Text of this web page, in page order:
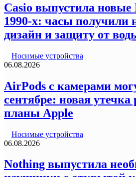
Casio выпустила новые
1990-х: часы
дизайн и защиту от
Носимые устройства
06.08.2026
AirPods с камерами
сентябре: новая
планы Apple
Носимые устройства
06.08.2026
Nothing выпустила